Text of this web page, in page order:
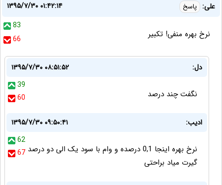
علی: پاسخ
۱۳۹۵/۷/۳۰ ۰۱:۴۲:۱۴
83
66
نرخ بهره منفی! تکبیر
دل:
۱۳۹۵/۷/۳۰ ۰۸:۵۱:۵۲
39
60
نگفت چند درصد
ادیب:
۱۳۹۵/۷/۳۰ ۰۹:۵۰:۴۱
62
67 نرخ بهره اینجا 0,1 درصده و وام با سود یک الی دو درصد
گیرت میاد براحتی